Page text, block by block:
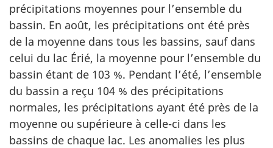
précipitations moyennes pour l’ensemble du
bassin. En août, les précipitations ont été près
de la moyenne dans tous les bassins, sauf dans
celui du lac Érié, la moyenne pour l’ensemble du
bassin étant de 103 %. Pendant l’été, l’ensemble
du bassin a reçu 104 % des précipitations
normales, les précipitations ayant été près de la
moyenne ou supérieure à celle-ci dans les
bassins de chaque lac. Les anomalies les plus